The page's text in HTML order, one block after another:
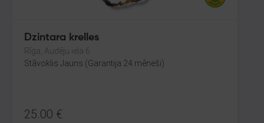
Dzintara krelles
Rīga, Audēju iela 6
Stāvoklis Jauns (Garantija 24 mēneši)
25.00 €